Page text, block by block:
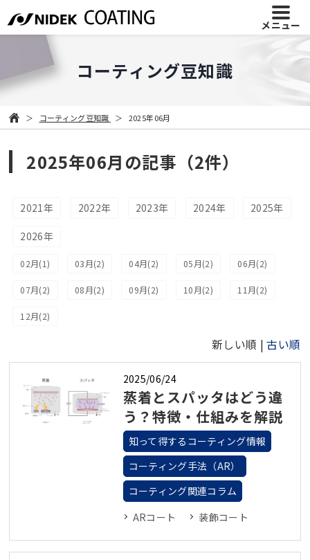
メニュー
コーティング豆知識
コーティング豆知識 2025年06月
2025年06月の記事（2件）
2021年 2022年 2023年 2024年 2025年
2026年
02月(1) 03月(2) 04月(2) 05月(2) 06月(2)
07月(2) 08月(2) 09月(2) 10月(2) 11月(2)
12月(2)
新しい順 |古い順
2025/06/24
蒸着とスパッタはどう違
う？特徴・仕組みを解説
知って得するコーティング情報
コーティング手法（AR）
コーティング関連コラム
ARコート
装飾コート